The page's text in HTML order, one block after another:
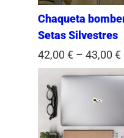
Chaqueta
Setas Silvestres
42,00 €– 43,00 €